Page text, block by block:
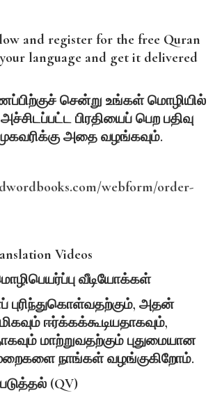
and register for the free Quran
language and get it delivered
சென்று உங்கள்மொழியில்
அச்சிடப்பட்ட பிரதியைப் பெற பதிவு
அதை வழங்கவும்.
webform/order-
Videos
வீடியோக்கள்
புரிந்துகொள்வதற்கும், அதன்
ஈர்க்கக்கூடியதாகவும்,
மாற்றுவதற்கும் புதுமையான
நாங்கள் வழங்குகிறோம்.
(QV)